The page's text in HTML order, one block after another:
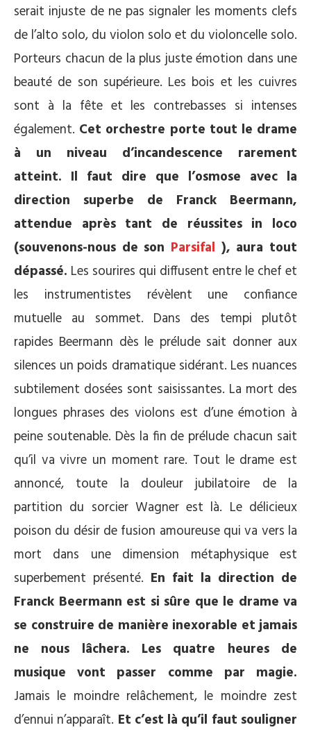
serait injuste de ne pas signaler les moments clefs
de l’alto solo, du violon solo et du violoncelle solo.
Porteurs chacun de la plus juste émotion dans une
beauté de son supérieure. Les bois et les cuivres
sont à la fête et les contrebasses si intenses
également. Cet orchestre porte tout le drame
à un niveau d’incandescence rarement
atteint. Il faut dire que l’osmose avec la
direction superbe de Franck Beermann,
attendue après tant de réussites in loco
(souvenons-nous de son Parsifal ), aura tout
dépassé. Les sourires qui diffusent entre le chef et
les instrumentistes révèlent une confiance
mutuelle au sommet. Dans des tempi plutôt
rapides Beermann dès le prélude sait donner aux
silences un poids dramatique sidérant. Les nuances
subtilement dosées sont saisissantes. La mort des
longues phrases des violons est d’une émotion à
peine soutenable. Dès la fin de prélude chacun sait
qu’il va vivre un moment rare. Tout le drame est
annoncé, toute la douleur jubilatoire de la
partition du sorcier Wagner est là. Le délicieux
poison du désir de fusion amoureuse qui va vers la
mort dans une dimension métaphysique est
superbement présenté. En fait la direction de
Franck Beermann est si sûre que le drame va
se construire de manière inexorable et jamais
ne nous lâchera. Les quatre heures de
musique vont passer comme par magie.
Jamais le moindre relâchement, le moindre zest
d’ennui n’apparaît. Et c’est là qu’il faut souligner